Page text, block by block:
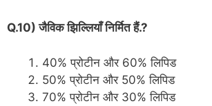
Q.10) जैविक झिल्लियाँ निर्मित हैं.?
40% प्रोटीन और 60% लिपिड
50% प्रोटीन और 50% लिपिड
70% प्रोटीन और 30% लिपिड